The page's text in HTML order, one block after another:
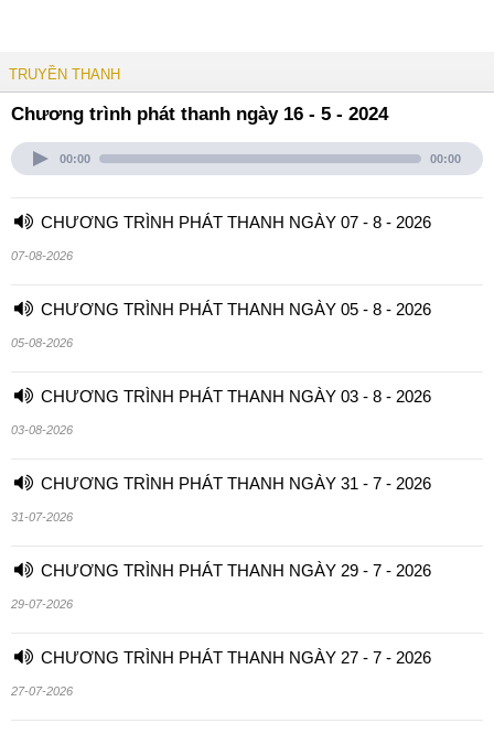
TRUYỀN THANH
Chương trình phát thanh ngày 16 - 5 - 2024
00:00 00:00
CHƯƠNG TRÌNH PHÁT THANH NGÀY 07 - 8 - 2026
07-08-2026
CHƯƠNG TRÌNH PHÁT THANH NGÀY 05 - 8 - 2026
05-08-2026
CHƯƠNG TRÌNH PHÁT THANH NGÀY 03 - 8 - 2026
03-08-2026
CHƯƠNG TRÌNH PHÁT THANH NGÀY 31 - 7 - 2026
31-07-2026
CHƯƠNG TRÌNH PHÁT THANH NGÀY 29 - 7 - 2026
29-07-2026
CHƯƠNG TRÌNH PHÁT THANH NGÀY 27 - 7 - 2026
27-07-2026